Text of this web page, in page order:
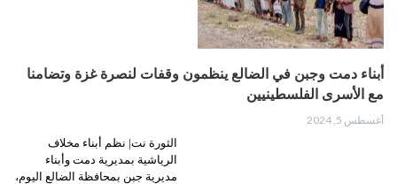
أبناء دمت وجبن في الضالع ينظمون وقفات لنصرة غزة وتضامنا
مع الأسرى الفلسطينيين
أغسطس 5, 2024
الثورة نت| نظم أبناء مخلاف
الرياشية بمديرية دمت وأبناء
مديرية جبن بمحافظة الضالع اليوم،